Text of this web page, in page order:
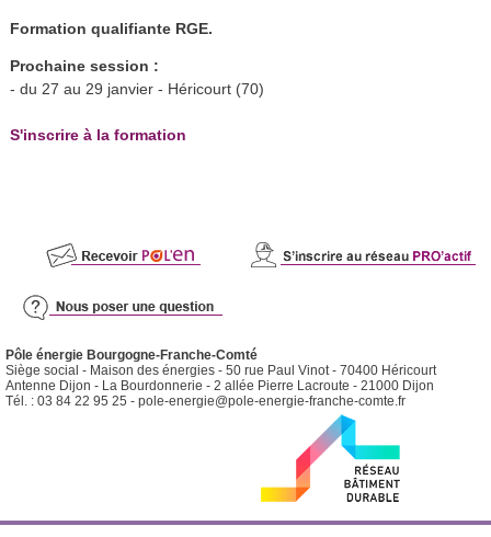
Formation qualifiante RGE.
Prochaine session :
- du 27 au 29 janvier - Héricourt (70)
S'inscrire à la formation
Pôle énergie Bourgogne-Franche-Comté
Siège social - Maison des énergies - 50 rue Paul Vinot - 70400 Héricourt
Antenne Dijon - La Bourdonnerie - 2 allée Pierre Lacroute - 21000 Dijon
Tél. : 03 84 22 95 25 - pole-energie@pole-energie-franche-comte.fr